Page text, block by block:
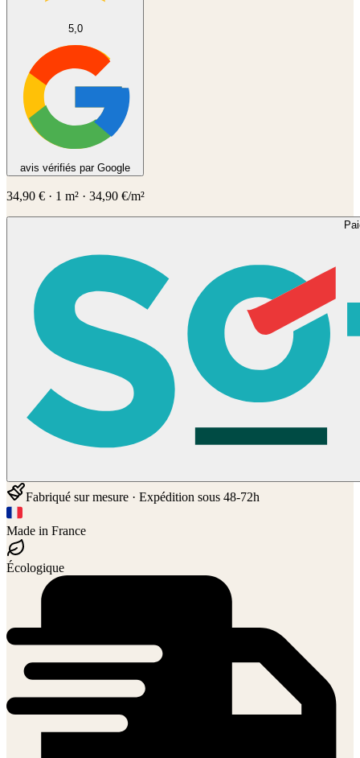
5,0
avis vérifiés par Google
34,90 € · 1 m² · 34,90 €/m²
Fabriqué sur mesure · Expédition sous 48-72h
Made in France
Écologique